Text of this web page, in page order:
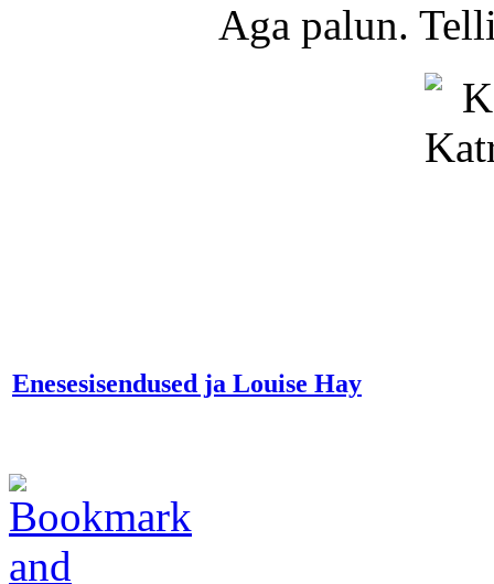
Aga palun.
Enesesisendused ja Louise Hay